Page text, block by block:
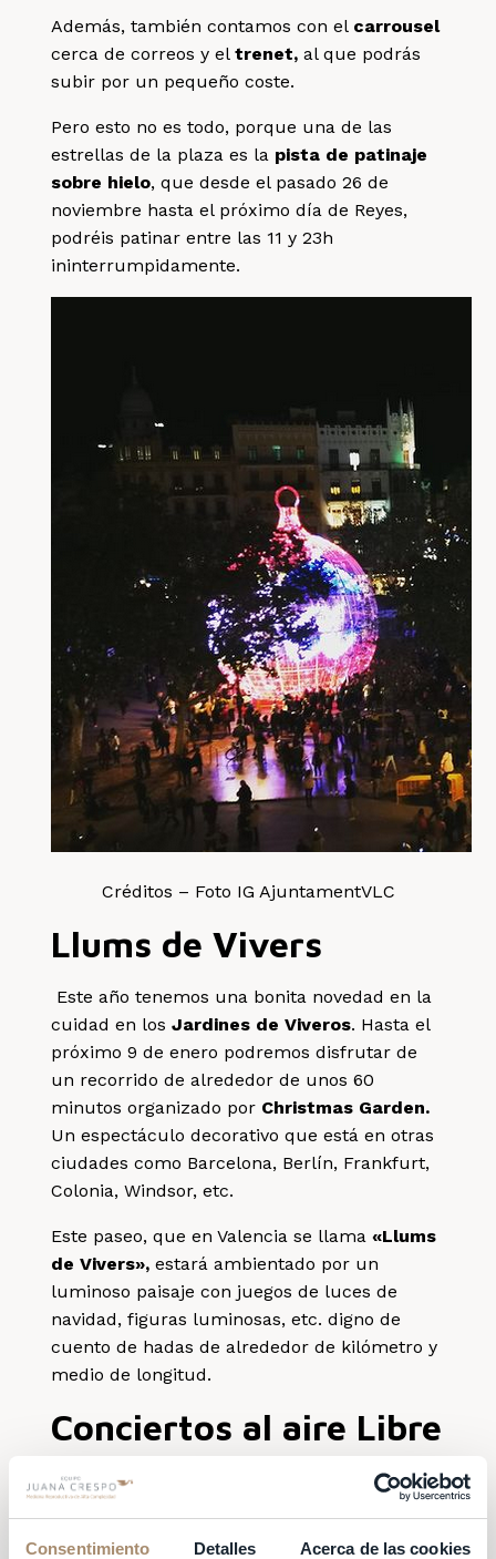
Consentimiento Detalles Acerca de las cookies
Además, también contamos con el carrousel
cerca de correos y eltrenet, al que podrás
subir por un pequeño coste.
Pero esto no es todo, porque una de las
estrellas de la plaza es la pista de patinaje
sobre hielo, que desde el pasado 26 de
noviembre hasta el próximo día de Reyes,
podréis patinar entre las 11 y 23h
ininterrumpidamente.
Créditos – Foto IG AjuntamentVLC
Llums de Vivers
Este año tenemos una bonita novedad en la
cuidad en losJardines de Viveros. Hasta el
próximo 9 de enero podremos disfrutar de
un recorrido de alrededor de unos 60
minutos organizado por Christmas Garden.
Un espectáculo decorativo que está en otras
ciudades como Barcelona, Berlín, Frankfurt,
Colonia, Windsor, etc.
Este paseo, que en Valencia se llama«Llums
de Vivers», estará ambientado por un
luminoso paisaje con juegos de luces de
navidad, figuras luminosas, etc. digno de
cuento de hadas de alrededor de kilómetro y
medio de longitud.
Conciertos al aire Libre
En la zona de marina de Valencia contamos
. Unos eventos